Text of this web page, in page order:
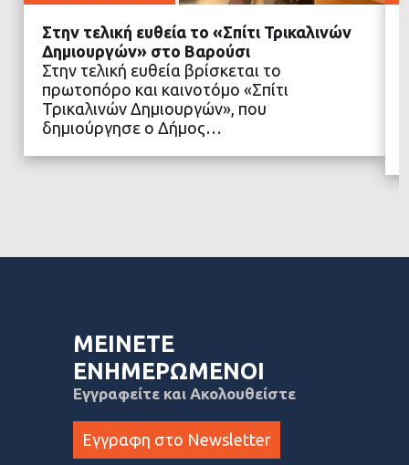
ΔΙΑΒΑΣΤΕ ΠΕΡΙΣΣΟΤΕΡΑ
Στην τελική ευθεία το «Σπίτι Τρικαλινών
Δημιουργών» στο Βαρούσι
Στην τελική ευθεία βρίσκεται το
πρωτοπόρο και καινοτόμο «Σπίτι
Τρικαλινών Δημιουργών», που
δημιούργησε ο Δήμος…
ΜΕΙΝΕΤΕ
ΕΝΗΜΕΡΩΜΕΝΟΙ
Εγγραφείτε και Ακολουθείστε
Εγγραφη στο Newsletter